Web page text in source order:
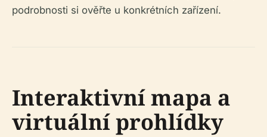
podrobnosti si ověřte u konkrétních zařízení.
Interaktivní mapa a
virtuální prohlídky